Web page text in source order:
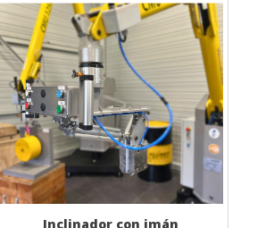
Inclinador con imán